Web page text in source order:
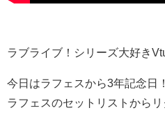
ラブライブ！シリーズ大好き
今日はラフェスから3年記念日
ラフェスのセットリストから